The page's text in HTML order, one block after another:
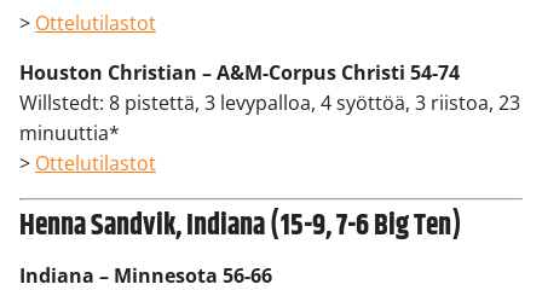
> Ottelutilastot
Houston Christian – A&M-Corpus Christi 54-74
Willstedt: 8 pistettä, 3 levypalloa, 4 syöttöä, 3 riistoa, 23
minuuttia*
> Ottelutilastot
Henna Sandvik, Indiana (15-9, 7-6 Big Ten)
Indiana – Minnesota 56-66